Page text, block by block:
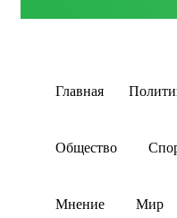
Главная
Общество
Мнение Мир